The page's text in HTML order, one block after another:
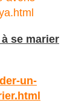
se marier
un-